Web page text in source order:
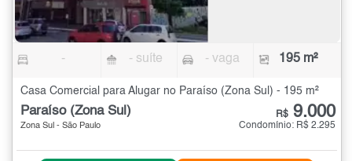
- - suíte - vaga 195 m²
Casa Comercial para Alugar no Paraíso (Zona Sul) - 195 m²
Paraíso (Zona Sul)
Zona Sul - São Paulo
R$ 9.000
Condomínio: R$ 2.295